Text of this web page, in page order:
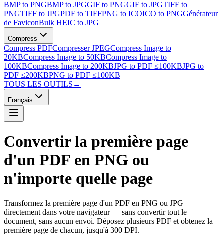
BMP to PNGBMP to JPGGIF to PNGGIF to JPGTIFF to
PNGTIFF to JPGPDF to TIFFPNG to ICOICO to PNGGénérateur
de FaviconBulk HEIC to JPG
Compress
Compress PDFCompresser JPEGCompress Image to
20KBCompress Image to 50KBCompress Image to
100KBCompress Image to 200KBJPG to PDF ≤100KBJPG to
PDF ≤200KBPNG to PDF ≤100KB
TOUS LES OUTILS →
Français
Convertir la première page
d'un PDF en PNG ou
n'importe quelle page
Transformez la première page d'un PDF en PNG ou JPG
directement dans votre navigateur — sans convertir tout le
document, sans aucun envoi. Déposez plusieurs PDF et obtenez la
première page de chacun, jusqu'à 300 DPI.